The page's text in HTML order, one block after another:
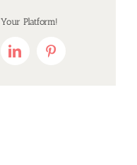
Platform!
LinkedInPinterest